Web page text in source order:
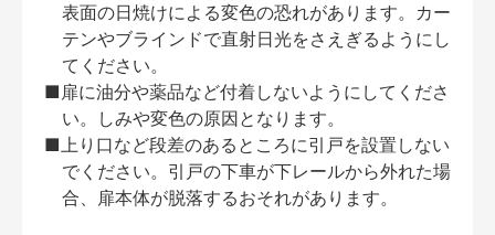
表面の日焼けによる変色の恐れがあります。カー
テンやブラインドで直射日光をさえぎるようにし
てください。
■扉に油分や薬品など付着しないようにしてくださ
い。しみや変色の原因となります。
■上り口など段差のあるところに引戸を設置しない
でください。引戸の下車が下レールから外れた場
合、扉本体が脱落するおそれがあります。